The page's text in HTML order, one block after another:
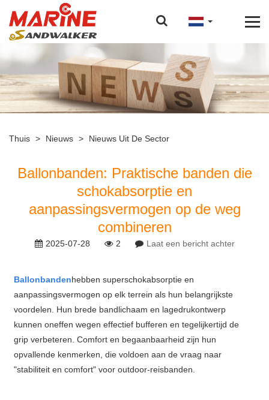
Thuis > Nieuws > Nieuws Uit De Sector
Ballonbanden: Praktische banden die
schokabsorptie en
aanpassingsvermogen op de weg
combineren
2025-07-28 2 Laat een bericht achter
Ballonbandenhebben superschokabsorptie en
aanpassingsvermogen op elk terrein als hun belangrijkste
voordelen. Hun brede bandlichaam en lagedrukontwerp
kunnen oneffen wegen effectief bufferen en tegelijkertijd de
grip verbeteren. Comfort en begaanbaarheid zijn hun
opvallende kenmerken, die voldoen aan de vraag naar
"stabiliteit en comfort" voor outdoor-reisbanden.